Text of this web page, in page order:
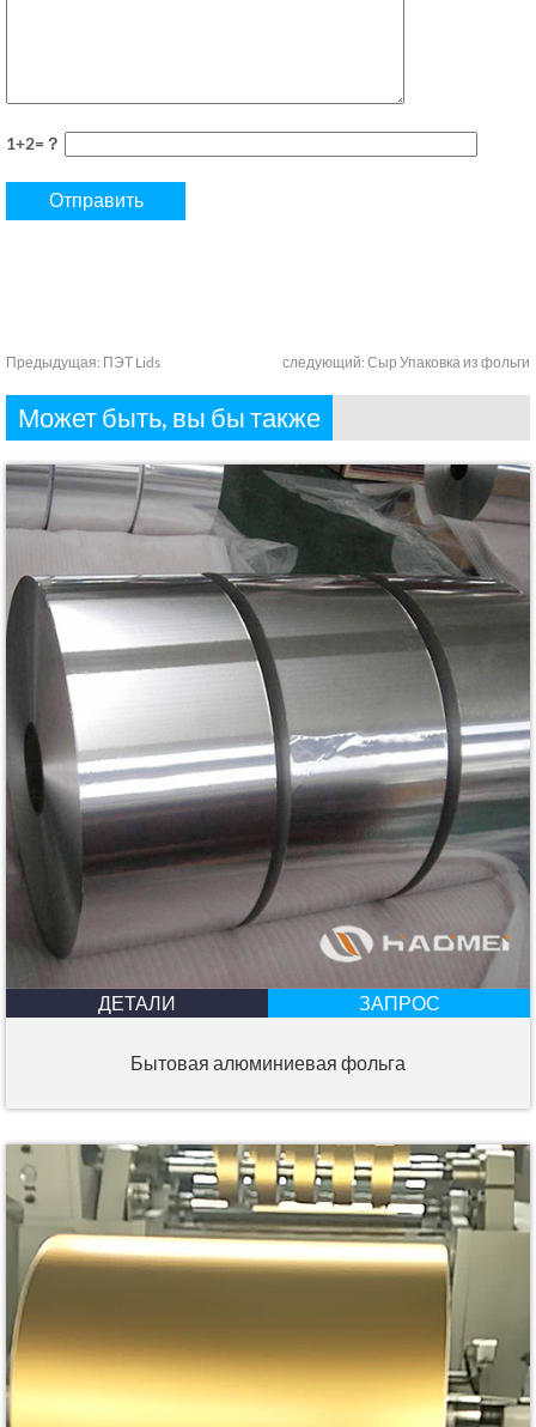
1+2=？
Предыдущая: ПЭТ Lids следующий: Сыр Упаковка из фольги
Может быть, вы бы также
ДЕТАЛИ ЗАПРОС
Бытовая алюминиевая фольга